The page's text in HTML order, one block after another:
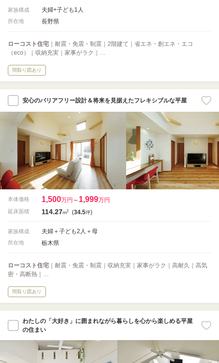
家族構成 夫婦+子ども1人
所在地 長野県
ローコスト住宅 ｜耐震・免震・制震｜2階建て｜省エネ・創エネ・エコ
（eco）｜収納充実｜家事がラク｜…
間取り図あり
安心のバリアフリー設計＆将来を見据えたフレキシブルな平屋
本体価格 1,500万円 ～ 1,999万円
延床面積 114.27m2 (34.5坪)
家族構成 夫婦＋子ども2人＋母
所在地 栃木県
ローコスト住宅 ｜耐震・免震・制震｜収納充実｜家事がラク｜高耐久｜高気
密・高断熱｜…
間取り図あり
わたしの「大好き」に囲まれながら暮らしを心から楽しめる平屋
の住まい